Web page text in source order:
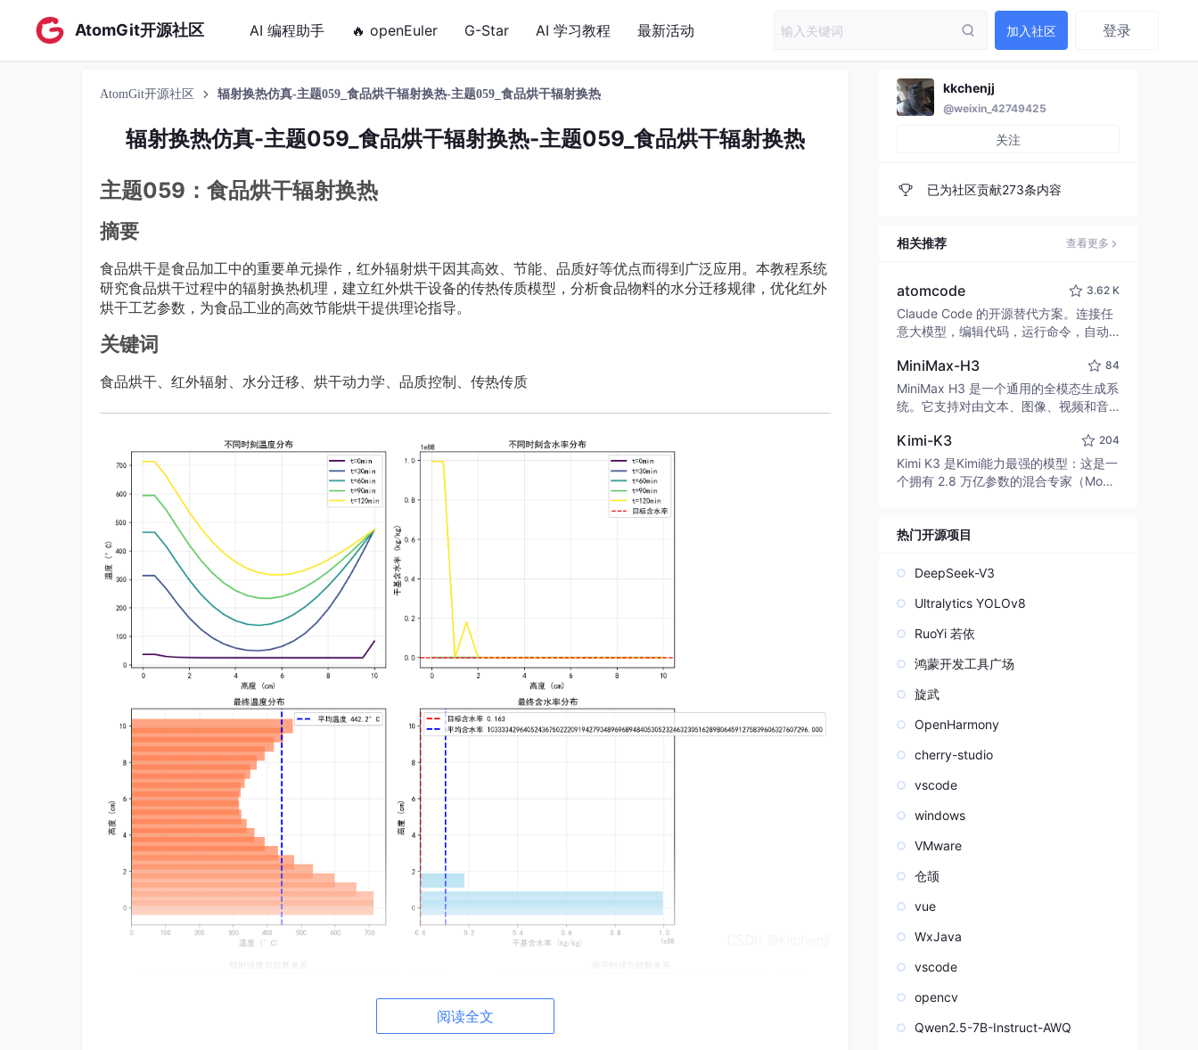
AtomGit开源社区 AI 编程助手 🔥 openEuler G-Star AI 学习教程 最新活动 加入社区 登录
AtomGit开源社区 辐射换热仿真-主题059_食品烘干辐射换热-主题059_食品烘干辐射换热
辐射换热仿真-主题059_食品烘干辐射换热-主题059_食品烘干辐射换热
主题059：食品烘干辐射换热
摘要
食品烘干是食品加工中的重要单元操作，红外辐射烘干因其高效、节能、品质好等优点而得到广泛应用。本教程系统
研究食品烘干过程中的辐射换热机理，建立红外烘干设备的传热传质模型，分析食品物料的水分迁移规律，优化红外
烘干工艺参数，为食品工业的高效节能烘干提供理论指导。
关键词
食品烘干、红外辐射、水分迁移、烘干动力学、品质控制、传热传质
阅读全文
kkchenjj
@weixin_42749425
关注
已为社区贡献273条内容
相关推荐 查看更多
atomcode 3.62 K
Claude Code 的开源替代方案。连接任
意大模型，编辑代码，运行命令，自动
致性能。 ｜ An open-source alternativ
e to Claude Code. Connect any LLM,
edit code, run commands, and verify
MiniMax-H3 84
MiniMax H3 是一个通用的全模态生成系
统。它支持对由文本、图像、视频和音
并能生成分辨率高达 2K、时长可达 15
秒的带原生立体声音频的视频。得益于
面向任务泛化的系统设计，H3 在预训练
模态指令。
Kimi-K3 204
Kimi K3 是Kimi能力最强的模型：这是一
个拥有 2.8 万亿参数的混合专家（Mo
热门开源项目
DeepSeek-V3
Ultralytics YOLOv8
RuoYi 若依
鸿蒙开发工具广场
旋武
OpenHarmony
cherry-studio
vscode
windows
VMware
仓颉
vue
WxJava
vscode
opencv
Qwen2.5-7B-Instruct-AWQ